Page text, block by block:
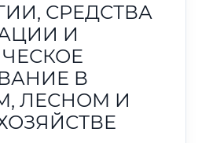
СРЕДСТВА
И
В
ЛЕСНОМ И